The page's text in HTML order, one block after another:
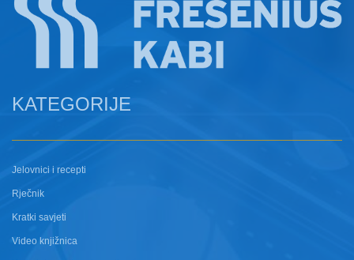
KATEGORIJE
Jelovnici i recepti
Rječnik
Kratki savjeti
Video knjižnica